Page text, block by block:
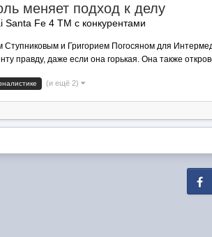
меняет подход к делу
Fe 4 TM с конкурентами
Ступниковым и Григорием Погосяном для
правду, даже если она горькая. Она также
(и ещё 2)